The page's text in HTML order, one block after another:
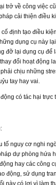
trở về công việc
cải thiện điều
định tạo điều
dụng cụ này
đỡ lại dụng cụ để
đổi hoạt động
chịu những
tay hay vai.
có tác hại trực
tố nguy cơ nghi
dự phòng hứa
hay các công
động, sử dụng
này có lợi vì làm